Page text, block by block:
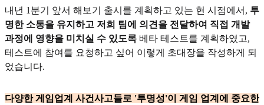
내년 1분기 앞서 해보기 출시를 계획하고 있는 현 시점에서, 투
명한 소통을 유지하고 저희 팀에 의견을 전달하여 직접 개발
과정에 영향을 미치실 수 있도록 베타 테스트를 계획하였고,
테스트에 참여를 요청하고 싶어 이렇게 초대장을 작성하게 되
었습니다.
다양한 게임업계 사건사고들로 '투명성'이 게임 업계에 중요한